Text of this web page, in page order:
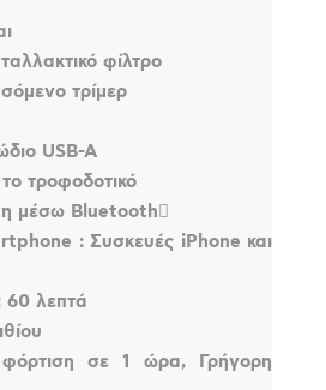
φίλτρο
τρίμερ
USB-A
τροφοδοτικό
μέσω Bluetooth
: Συσκευές iPhone και
60 λεπτά
σε 1 ώρα, Γρήγορη